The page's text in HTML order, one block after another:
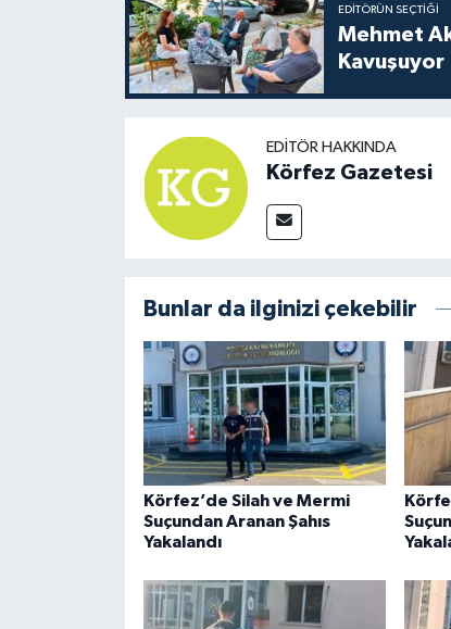
EDITÖRÜN SEÇTIĞI
Mehmet
Kavuşuyor
EDITÖR HAKKINDA
Körfez Gazetesi
Bunlar da ilginizi çekebilir
Körfez’de Silah ve Mermi
Suçundan Aranan Şahıs
Yakalandı